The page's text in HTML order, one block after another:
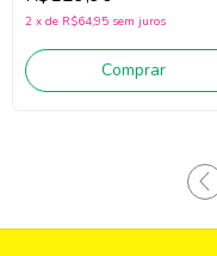
2 x de R$64,95 sem juros
Comprar